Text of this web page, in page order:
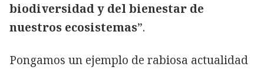
biodiversidad y del bienestar de
nuestros ecosistemas”.
Pongamos un ejemplo de rabiosa actualidad